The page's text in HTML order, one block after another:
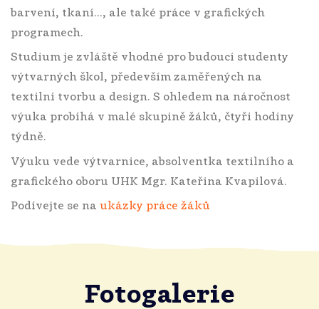
barvení, tkaní..., ale také práce v grafických
programech.
Studium je zvláště vhodné pro budoucí studenty
výtvarných škol, především zaměřených na
textilní tvorbu a design. S ohledem na náročnost
výuka probíhá v malé skupině žáků, čtyři hodiny
týdně.
Výuku vede výtvarnice, absolventka textilního a
grafického oboru UHK Mgr. Kateřina Kvapilová.
Podívejte se na ukázky práce žáků
Fotogalerie